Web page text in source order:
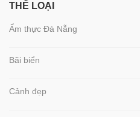
THỂ LOẠI
Ẩm thực Đà Nẵng
Bãi biển
Cảnh đẹp